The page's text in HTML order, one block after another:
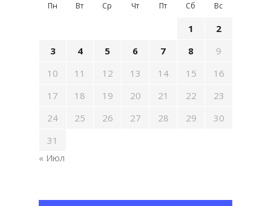
Пн Вт Ср Чт Пт Сб Вс
1
2
3
4 5 6 7 8
9
10
11 12 13 14 15
16
17
18 19 20 21 22
23
24
25 26 27 28 29
30
31
« Июл